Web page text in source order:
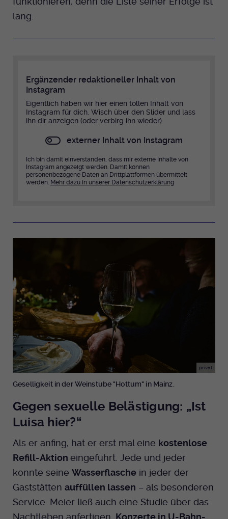
lang.
Ergänzender redaktioneller Inhalt von
Instagram
Eigentlich haben wir hier einen tollen Inhalt von
Instagram für dich. Wisch über den Slider und lass
ihn dir anzeigen (oder verbirg ihn wieder).
externer Inhalt von Instagram
Ich bin damit einverstanden, dass mir externe Inhalte von
Instagram angezeigt werden. Damit können
personenbezogene Daten an Drittplattformen übermittelt
werden. Mehr dazu in unserer Datenschutzerklärung
privat
Geselligkeit in der Weinstube "Hottum" in Mainz.
Gegen sexuelle Belästigung: „Ist
Luisa hier?“
Als er anfing, hat er erst mal eine kostenlose
Refill-Aktion eingeführt. Jede und jeder
konnte seine Wasserflasche in jeder der
Gaststätten auffüllen lassen – als besonderen
Service. Meier ließ auch eine Studie über das
Nachtleben anfertigen, Konzerte in U-Bahn-